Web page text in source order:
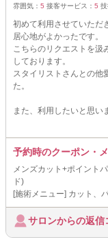
雰囲気： 5 接客サービス： 5 技
初めて利用させていただ
居心地がよかったです。
こちらのリクエストを汲
しております。
スタイリストさんとの他
た。
また、利用したいと思い
予約時のクーポン・
メンズカット+ポイント
ド)
[施術メニュー] カット、
サロンからの返信